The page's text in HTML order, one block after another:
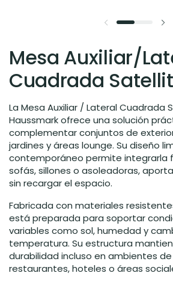
Mesa Auxiliar/
Cuadrada
La Mesa Auxiliar / Lateral Cuadrada
Haussmark ofrece una solución
complementar conjuntos de
jardines y áreas lounge. Su diseño
contemporáneo permite integrarla
sofás, sillones o asoleadoras,
sin recargar el espacio.
Fabricada con materiales
está preparada para soportar
variables como sol, humedad y
temperatura. Su estructura
durabilidad incluso en ambientes
restaurantes, hoteles o áreas